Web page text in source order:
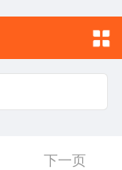
下一页